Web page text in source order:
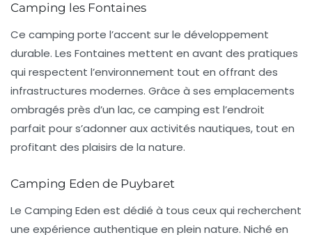
Camping les Fontaines
Ce camping porte l’accent sur le développement
durable. Les Fontaines mettent en avant des pratiques
qui respectent l’environnement tout en offrant des
infrastructures modernes. Grâce à ses emplacements
ombragés près d’un lac, ce camping est l’endroit
parfait pour s’adonner aux activités nautiques, tout en
profitant des plaisirs de la nature.
Camping Eden de Puybaret
Le Camping Eden est dédié à tous ceux qui recherchent
une expérience authentique en plein nature. Niché en